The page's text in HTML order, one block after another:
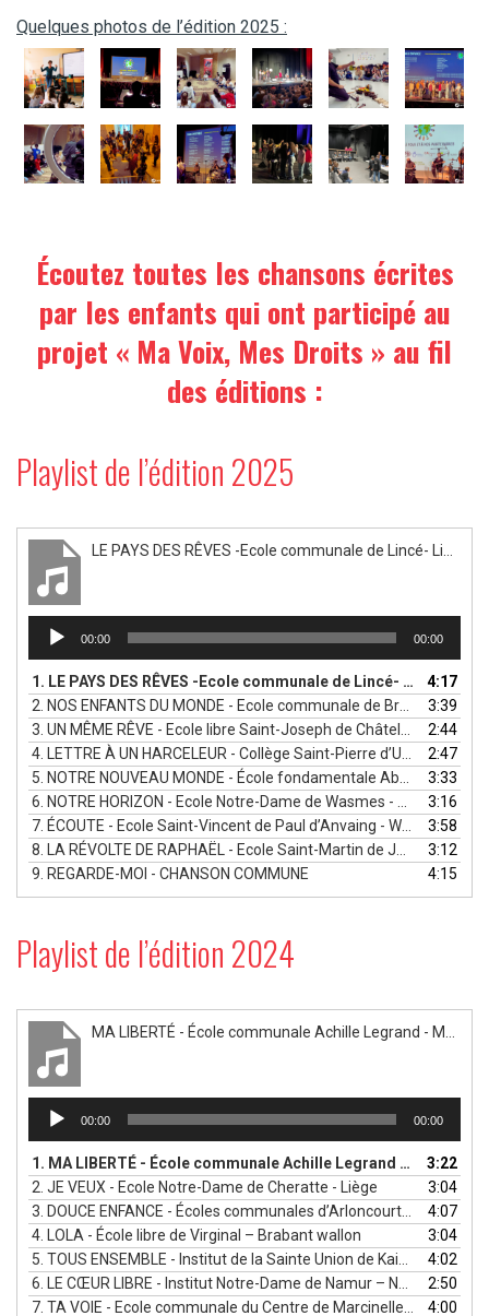
Quelques photos de l’édition 2025 :
Écoutez toutes les chansons écrites
par les enfants qui ont participé au
projet « Ma Voix, Mes Droits » au fil
des éditions :
Playlist de l’édition 2025
Lecteur
audio
00:00 00:00
1. LE PAYS DES RÊVES -Ecole communale de Lincé- Liège
4:17
2. NOS ENFANTS DU MONDE - Ecole communale de Bras-Freux - Luxembourg
3:39
3. UN MÊME RÊVE - Ecole libre Saint-Joseph de Châtelet - Charleroi
2:44
4.
LETTRE À UN HARCELEUR - Collège Saint-Pierre d’Uccle - Bruxelles
2:47
5. NOTRE NOUVEAU MONDE - École fondamentale Abbé Noël d’Eghezée - Namur
3:33
6. NOTRE HORIZON - Ecole Notre-Dame de Wasmes - Mons
3:16
7. ÉCOUTE - Ecole Saint-Vincent de Paul d’Anvaing - Wallonie picarde
3:58
8.
LA RÉVOLTE DE RAPHAËL - Ecole Saint-Martin de Jauche et Ecole Saint-Joseph Orp-le-Grand - Brabant wallon
3:12
9. REGARDE-MOI - CHANSON COMMUNE 4:15
Playlist de l’édition 2024
Lecteur
audio
00:00 00:00
1. MA LIBERTÉ - École communale Achille Legrand - Mons
3:22
2. JE VEUX - Ecole Notre-Dame de Cheratte - Liège
3:04
3. DOUCE ENFANCE - Écoles communales d’Arloncourt, Lutremange et Wardin - Luxembourg
4:07
4.
LOLA - École libre de Virginal – Brabant wallon
3:04
5. TOUS ENSEMBLE - Institut de la Sainte Union de Kain – Wallonie picarde
4:02
6.
LE CŒUR LIBRE - Institut Notre-Dame de Namur – Namur
2:50
7. TA VOIE - Ecole communale du Centre de Marcinelle - Charleroi 4:00